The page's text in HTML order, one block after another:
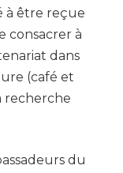
à être reçue
consacrer à
dans
(café et
recherche
du